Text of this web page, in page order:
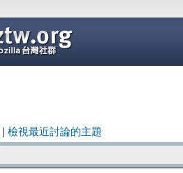
檢視最近討論的主題